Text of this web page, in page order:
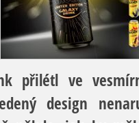
přilétl ve
design